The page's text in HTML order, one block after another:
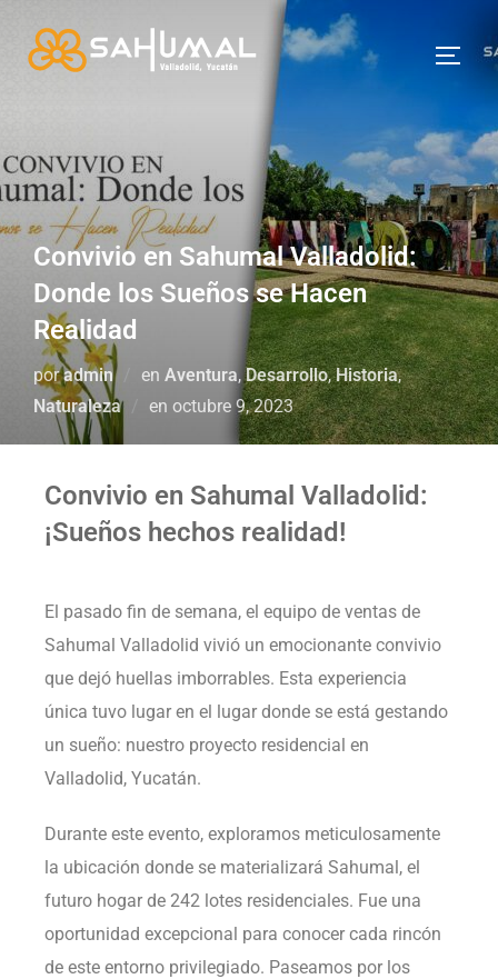
Convivio en Sahumal Valladolid:
Donde los Sueños se Hacen
Realidad
poradmin en Aventura,Desarrollo,Historia,
Naturaleza
en octubre 9, 2023
Convivio en Sahumal Valladolid:
¡Sueños hechos realidad!
El pasado fin de semana, el equipo de ventas de
Sahumal Valladolid vivió un emocionante convivio
que dejó huellas imborrables. Esta experiencia
única tuvo lugar en el lugar donde se está gestando
un sueño: nuestro proyecto residencial en
Valladolid, Yucatán.
Durante este evento, exploramos meticulosamente
la ubicación donde se materializará Sahumal, el
futuro hogar de 242 lotes residenciales. Fue una
oportunidad excepcional para conocer cada rincón
de este entorno privilegiado. Paseamos por los